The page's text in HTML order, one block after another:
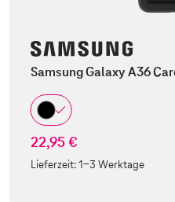
Samsung Galaxy A36
22,95 €
Lieferzeit:1-3 Werktage